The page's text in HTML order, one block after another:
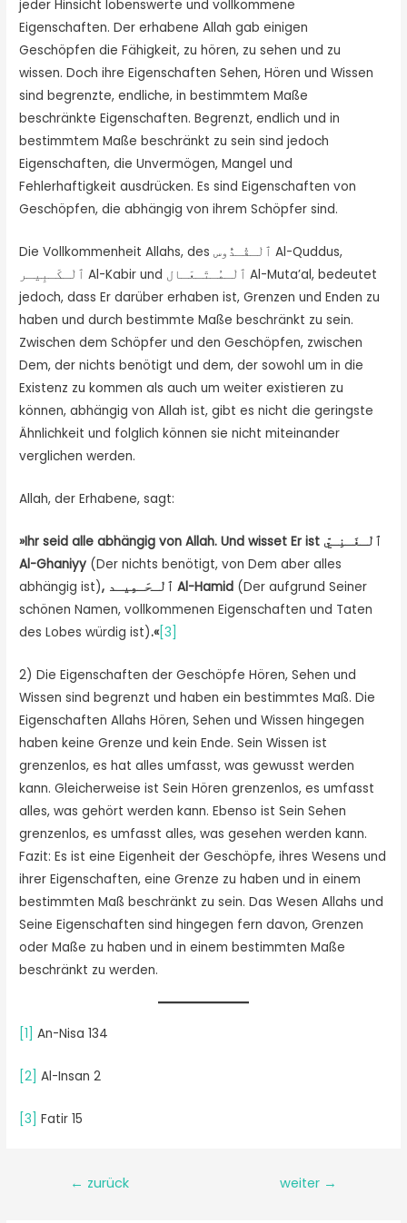
jeder Hinsicht lobenswerte und vollkommene
Eigenschaften. Der erhabene Allah gab einigen
Geschöpfen die Fähigkeit, zu hören, zu sehen und zu
wissen. Doch ihre Eigenschaften Sehen, Hören und Wissen
sind begrenzte, endliche, in bestimmtem Maße
beschränkte Eigenschaften. Begrenzt, endlich und in
bestimmtem Maße beschränkt zu sein sind jedoch
Eigenschaften, die Unvermögen, Mangel und
Fehlerhaftigkeit ausdrücken. Es sind Eigenschaften von
Geschöpfen, die abhängig von ihrem Schöpfer sind.
Die Vollkommenheit Allahs, des ٱلْـقُـدُّوس Al-Quddus,
ٱلْـكَـبِيـر Al-Kabir und ٱلْـمُـتَـعَـال Al-Muta’al, bedeutet
jedoch, dass Er darüber erhaben ist, Grenzen und Enden zu
haben und durch bestimmte Maße beschränkt zu sein.
Zwischen dem Schöpfer und den Geschöpfen, zwischen
Dem, der nichts benötigt und dem, der sowohl um in die
Existenz zu kommen als auch um weiter existieren zu
können, abhängig von Allah ist, gibt es nicht die geringste
Ähnlichkeit und folglich können sie nicht miteinander
verglichen werden.
Allah, der Erhabene, sagt:
»Ihr seid alle abhängig von Allah. Und wisset Er istٱلْـغَـنِـيّ
Al-Ghaniyy (Der nichts benötigt, von Dem aber alles
abhängig ist), ٱلْـحَـمِيـد Al-Hamid (Der aufgrund Seiner
schönen Namen, vollkommenen Eigenschaften und Taten
des Lobes würdig ist).«[3]
2) Die Eigenschaften der Geschöpfe Hören, Sehen und
Wissen sind begrenzt und haben ein bestimmtes Maß. Die
Eigenschaften Allahs Hören, Sehen und Wissen hingegen
haben keine Grenze und kein Ende. Sein Wissen ist
grenzenlos, es hat alles umfasst, was gewusst werden
kann. Gleicherweise ist Sein Hören grenzenlos, es umfasst
alles, was gehört werden kann. Ebenso ist Sein Sehen
grenzenlos, es umfasst alles, was gesehen werden kann.
Fazit: Es ist eine Eigenheit der Geschöpfe, ihres Wesens und
ihrer Eigenschaften, eine Grenze zu haben und in einem
bestimmten Maß beschränkt zu sein. Das Wesen Allahs und
Seine Eigenschaften sind hingegen fern davon, Grenzen
oder Maße zu haben und in einem bestimmten Maße
beschränkt zu werden.
[1] An-Nisa 134
[2] Al-Insan 2
[3] Fatir 15
← zurück weiter →